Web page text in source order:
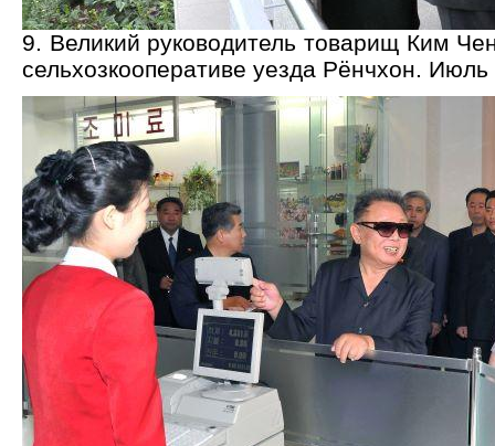
9. Великий руководитель товарищ Ким
сельхозкооперативе уезда Рёнчхон. Июль